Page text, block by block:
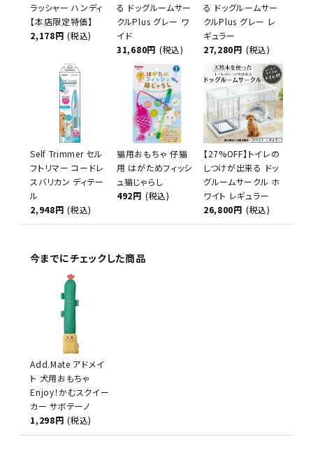
ラッシャー ハンディ
【本店限定特価】
2,178円 (税込)
る ドッグルームサー
クルPlus グレー ワ
イド
31,680円 (税込)
る ドッグルームサー
クルPlus グレー レ
ギュラー
27,280円 (税込)
Self Trimmer セル
フトリマー コードレ
スバリカン ディテー
ル
2,948円 (税込)
猫用おもちゃ 仔猫
用 はがためフィッシ
ュ猫じゃらし
492円 (税込)
【27%OFF】トイレの
しつけが出来る ドッ
グルームサークル ホ
ワイト レギュラー
26,800円 (税込)
今までにチェックした商品
Add.Mate アドメイ
ト 犬用おもちゃ
Enjoy！かむスクイー
カー サボテーノ
1,298円 (税込)